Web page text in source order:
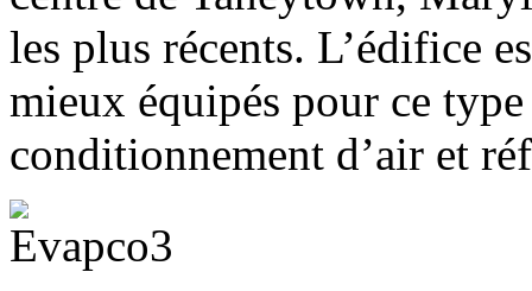
les plus récents. L’édifice
mieux équipés pour ce type
conditionnement d’air et